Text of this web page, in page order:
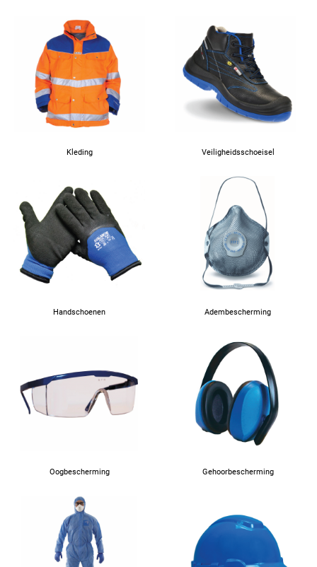
Kleding Veiligheidsschoeisel
Handschoenen Adembescherming
Oogbescherming Gehoorbescherming